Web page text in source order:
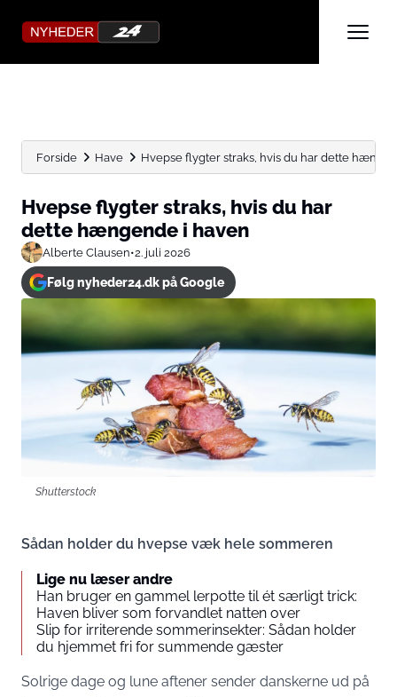
Forside Have Hvepse flygter straks, hvis du har dette
Hvepse flygter straks, hvis du har
dette hængende i haven
Alberte Clausen•2. juli 2026
Følg nyheder24.dk på Google
Shutterstock
Sådan holder du hvepse væk hele sommeren
Lige nu læser andre
Han bruger en gammel lerpotte til ét særligt trick:
Haven bliver som forvandlet natten over
Slip for irriterende sommerinsekter: Sådan holder
du hjemmet fri for summende gæster
Solrige dage og lune aftener sender danskerne ud på